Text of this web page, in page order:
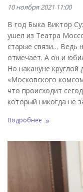
10 ноября 2021 11:00
В год Быка Виктор
ушел из Театра
старые связи… Ведь
отмечает. А он и
Но накануне круглой
«Московского
что происходит
который никогда не
Подробнее